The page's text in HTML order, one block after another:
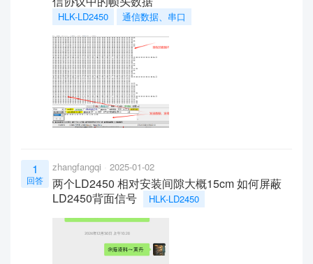
HLK-LD2450 通信数据、串口
1
回答
zhangfangqi 2025-01-02
两个LD2450 相对安装间隙大概15cm 如何屏蔽
LD2450背面信号
HLK-LD2450